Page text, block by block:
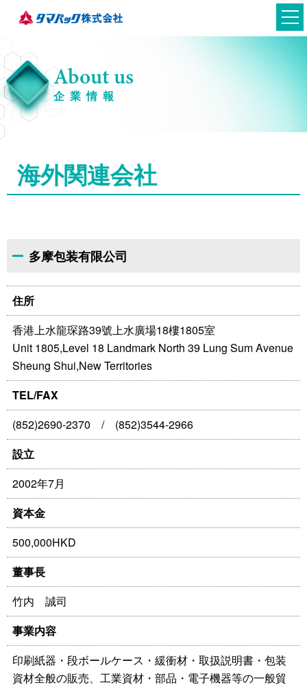
日本語
About us
企業情報
海外関連会社
多摩包装有限公司
住所
香港上水龍琛路39號上水廣場18樓1805室
Unit 1805,Level 18 Landmark North 39 Lung Sum Avenue
Sheung Shui,New Territories
TEL/FAX
(852)2690-2370 / (852)3544-2966
設立
2002年7月
資本金
500,000HKD
董事長
竹内 誠司
事業内容
印刷紙器・段ボールケース・緩衝材・取扱説明書・包装
資材全般の販売、工業資材・部品・電子機器等の一般貿